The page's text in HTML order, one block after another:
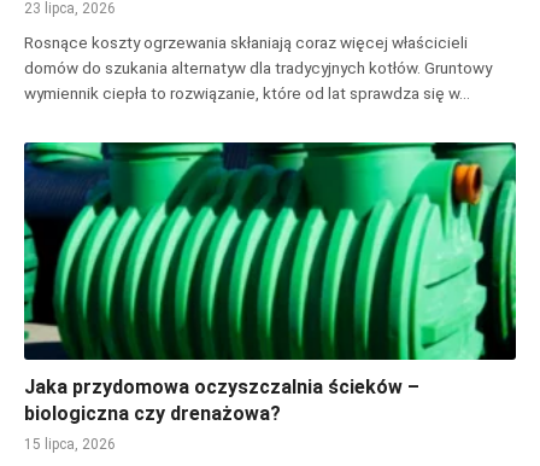
23 lipca, 2026
Rosnące koszty ogrzewania skłaniają coraz więcej właścicieli
domów do szukania alternatyw dla tradycyjnych kotłów. Gruntowy
wymiennik ciepła to rozwiązanie, które od lat sprawdza się w…
Jaka przydomowa oczyszczalnia ścieków –
biologiczna czy drenażowa?
15 lipca, 2026